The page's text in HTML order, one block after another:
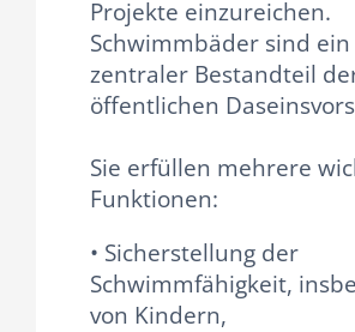
Projekte einzureichen.
Schwimmbäder sind ein
zentraler Bestandteil
öffentlichen
Sie erfüllen mehrere
Funktionen:
• Sicherstellung der
Schwimmfähigkeit,
von Kindern,